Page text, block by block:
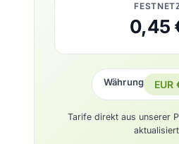
0,45
Währung
Tarife direkt aus unserer